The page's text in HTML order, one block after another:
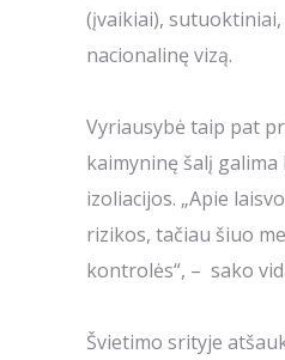
(įvaikiai),
nacionalinę vizą.
Vyriausybė taip pat
kaimyninę šalį
izoliacijos. „Apie
rizikos, tačiau šiuo
kontrolės“, – sako
Švietimo srityje